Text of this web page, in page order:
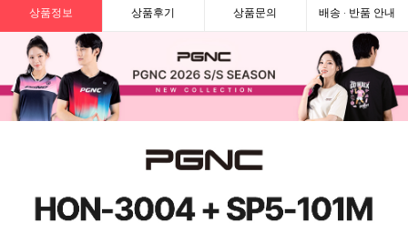
상품정보 상품후기 상품문의 배송 · 반품 안내